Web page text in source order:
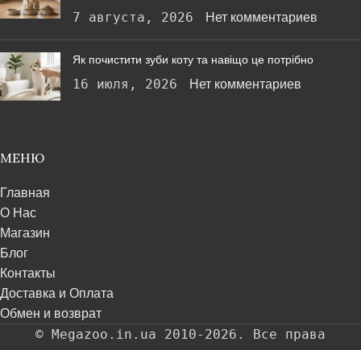
7 августа, 2026 Нет комментариев
Як почистити зуби коту та навіщо це потрібно
16 июля, 2026 Нет комментариев
МЕНЮ
Главная
О Нас
Магазин
Блог
Контакты
Доставка и Оплата
Обмен и возврат
© Megazoo.in.ua 2010-2026. Все права